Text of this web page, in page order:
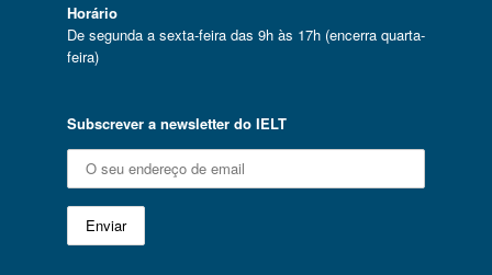
Horário
De segunda a sexta-feira das 9h às 17h (encerra quarta-
feira)
Subscrever a newsletter do IELT